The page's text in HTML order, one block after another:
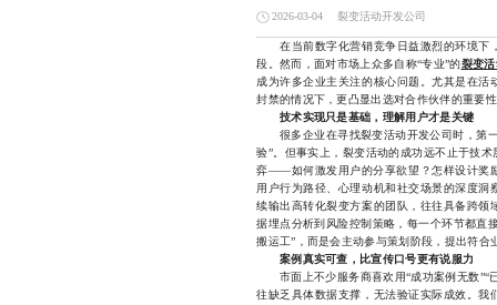
2026-03-04 裂变活动开发公司
在当前数字化营销竞争日益激烈的环境下
段。然而，面对市场上众多自称“专业”的裂变
成为许多企业主关注的核心问题。尤其是在
封禁的情况下，更凸显出选对合作伙伴的重要
技术实现只是基础，理解用户才是关键
很多企业在寻找裂变活动开发公司时，第一
验”。但事实上，裂变活动的成功远不止于技
弈——如何激发用户的分享欲望？怎样设计奖
用户行为路径、心理动机和社交场景的深度
续输出高转化裂变方案的团队，往往具备跨
据埋点分析到风险控制策略，每一个环节都直
搬运工”，而是会主动参与策划阶段，提出符合
案例真实可查，比宣传口号更有说服力
市面上不少服务商喜欢用“成功案例无数”“
往缺乏具体数据支撑，无法验证实际成效。